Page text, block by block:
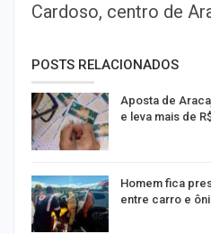
Cardoso, centro de
POSTS RELACIONADOS
Aposta de
e leva mais de
Homem fica
entre carro e